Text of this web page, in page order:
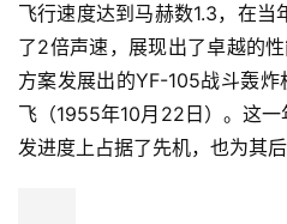
飞行速度达到马赫数1.3，在当
了2倍声速，展现出了卓越的
方案发展出的YF-105战斗轰
飞（1955年10月22日）。这
发进度上占据了先机，也为其